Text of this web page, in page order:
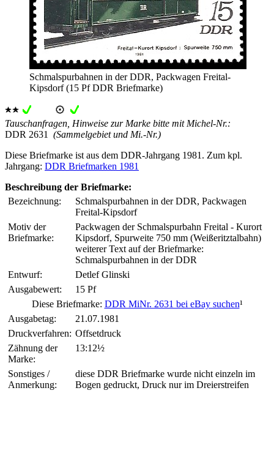
Schmalspurbahnen in der DDR, Packwagen Freital-
Kipsdorf (15 Pf DDR Briefmarke)
Tauschanfragen, Hinweise zur Marke bitte mit Michel-Nr.:
DDR 2631
(Sammelgebiet und Mi.-Nr.)
Diese Briefmarke ist aus dem DDR-Jahrgang 1981. Zum kpl.
Jahrgang: DDR Briefmarken 1981
Beschreibung der Briefmarke:
Bezeichnung:
Schmalspurbahnen in der DDR, Packwagen
Freital-Kipsdorf
Motiv der
Briefmarke:
Packwagen der Schmalspurbahn Freital - Kurort
Kipsdorf, Spurweite 750 mm (Weißeritztalbahn)
weiterer Text auf der Briefmarke:
Schmalspurbahnen in der DDR
Entwurf:
Detlef Glinski
Ausgabewert:
15 Pf
Diese Briefmarke: DDR MiNr. 2631 bei eBay suchen¹
Ausgabetag:
21.07.1981
Druckverfahren: Offsetdruck
Zähnung der
Marke:
13:12½
Sonstiges /
Anmerkung:
diese DDR Briefmarke wurde nicht einzeln im
Bogen gedruckt, Druck nur im Dreierstreifen